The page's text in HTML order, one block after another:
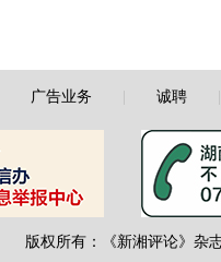
广告业务 诚聘
版权所有：《新湘评论》杂